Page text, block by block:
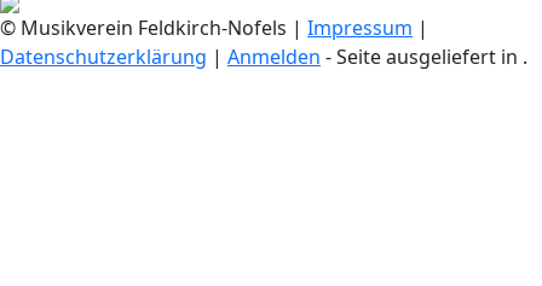
© Musikverein Feldkirch-Nofels | Impressum |
Datenschutzerklärung | Anmelden - Seite ausgeliefert in .